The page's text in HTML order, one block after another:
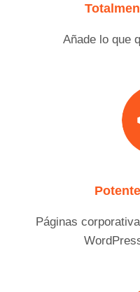
Añade lo que
Páginas